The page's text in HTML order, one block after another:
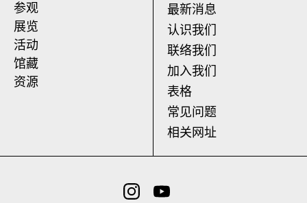
参观
展览
活动
馆藏
资源
最新消息
认识我们
联络我们
加入我们
表格
常见问题
相关网址